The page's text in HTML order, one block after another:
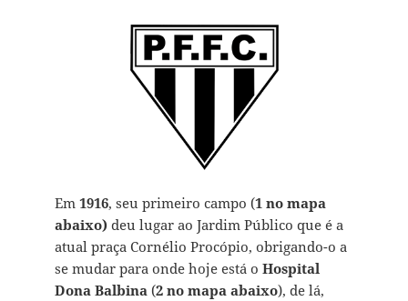
Em 1916, seu primeiro campo (1 no mapa
abaixo)deu lugar ao Jardim Público que é a
atual praça Cornélio Procópio, obrigando-o a
se mudar para onde hoje está o Hospital
Dona Balbina (2 no mapa abaixo), de lá,